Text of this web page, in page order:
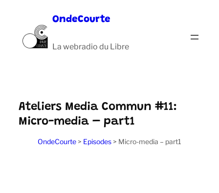
contenu
OndeCourte
La webradio du Libre
Ateliers Media Commun #11:
Micro-media – part1
OndeCourte > Episodes > Micro-media – part1